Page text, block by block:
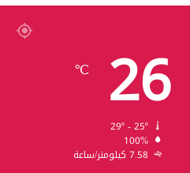
26
℃
100%
7.58 كيلومتر/ساعة